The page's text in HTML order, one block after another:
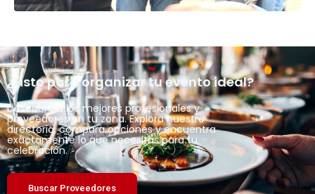
¿Listo para organizar tu evento ideal?
Descubre a los mejores profesionales y
proveedores en tu zona. Explora nuestro
directorio, compara opciones y encuentra
exactamente lo que necesitas para tu
celebración.
Buscar Proveedores